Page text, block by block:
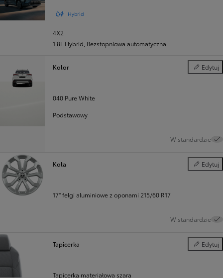
Hybrid
4X2
1.8L Hybrid Bezstopniowa automatyczna
Kolor Edytuj
Kolor
040 Pure White
Podstawowy
W standardzie
Koła Edytuj
Koła
17" felgi aluminiowe z oponami 215/60 R17
W standardzie
Tapicerka Edytuj
Tapicerka
Tapicerka materiałowa szara